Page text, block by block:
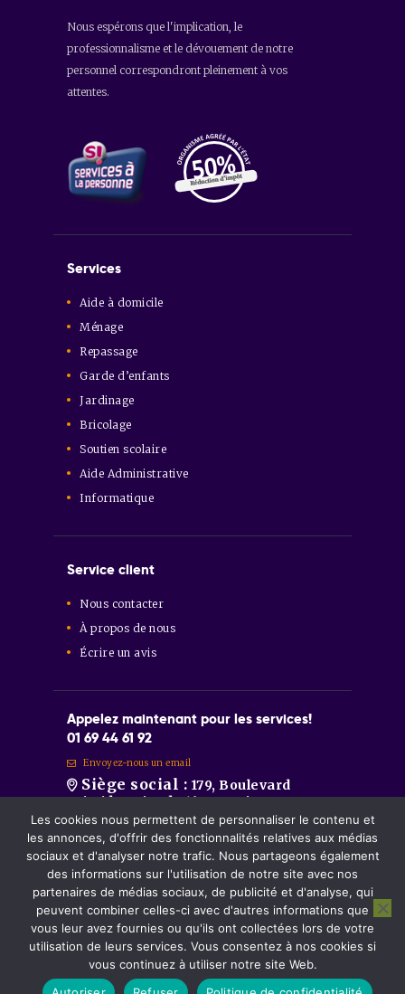
Nous espérons que l'implication, le
professionnalisme et le dévouement de notre
personnel correspondront pleinement à vos
attentes.
Services
Aide à domicile
Ménage
Repassage
Garde d’enfants
Jardinage
Bricolage
Soutien scolaire
Aide Administrative
Informatique
Service client
Nous contacter
À propos de nous
Écrire un avis
Appelez maintenant pour les services!
01 69 44 61 92
Envoyez-nous un email
Siège social : 179, Boulevard
Aristide Briand 91600 Savigny-sur-
Orge
Sainte-Geneviève-des-Bois :86
Route de Longpont 91700 Sainte-
Geneviève-des-Bois.
Montgeron : 81, Avenue de la
République 91230 Montgeron.
2026 Tous les droits sont
réservés.Mentions légales et politique de
confidentialité.
Les cookies nous permettent de personnaliser le contenu et
les annonces, d'offrir des fonctionnalités relatives aux médias
sociaux et d'analyser notre trafic. Nous partageons également
des informations sur l'utilisation de notre site avec nos
partenaires de médias sociaux, de publicité et d'analyse, qui
peuvent combiner celles-ci avec d'autres informations que
vous leur avez fournies ou qu'ils ont collectées lors de votre
utilisation de leurs services. Vous consentez à nos cookies si
vous continuez à utiliser notre site Web.